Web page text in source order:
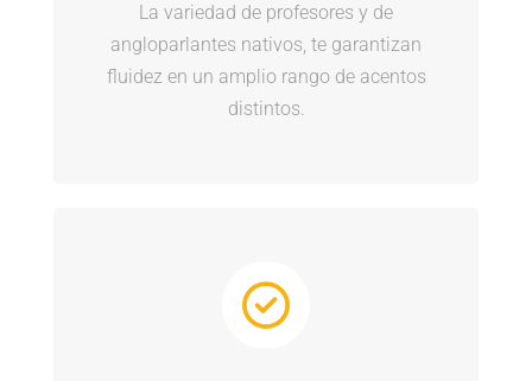
La variedad de profesores y de
angloparlantes nativos, te garantizan
fluidez en un amplio rango de acentos
distintos.